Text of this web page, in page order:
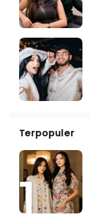
Terpopuler